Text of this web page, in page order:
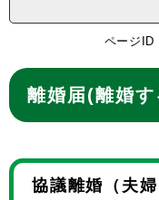
ページID
離婚届(離婚す
協議離婚（夫